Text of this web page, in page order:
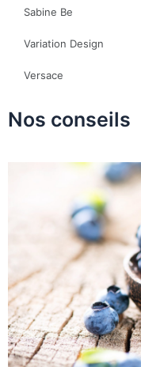
Sabine Be
Variation Design
Versace
Nos conseils